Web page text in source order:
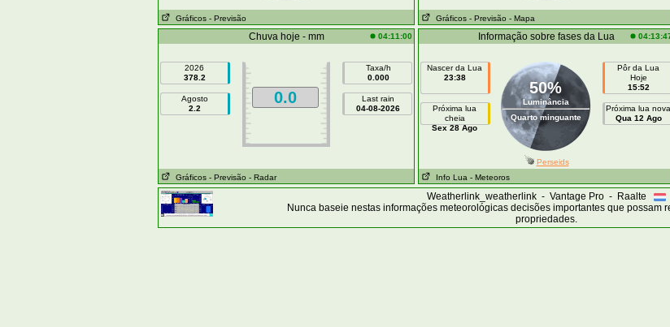
Gráficos - Previsão Gráficos - Previsão - Mapa
Chuva hoje - mm 04:11:00
2026
378.2
Agosto
2.2
0.0
Taxa/h
0.000
Last rain
04-08-2026
Gráficos - Previsão - Radar
Informação sobre fases da Lua
Nascer da Lua
23:38
Próxima lua
cheia
Sex 28 Ago
50%
Luminância
Quarto minguante
Pôr da Lua
Hoje
15:52
Próxima lua nova
Qua 12 Ago
Perseids
Info Lua - Meteoros
Weatherlink_weatherlink - Vantage Pro - Raalte
Nunca baseie nestas informações meteorológicas decisões importantes que possam
propriedades.